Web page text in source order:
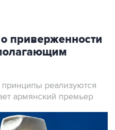
приверженности
принципы реализуются
армянский премьер